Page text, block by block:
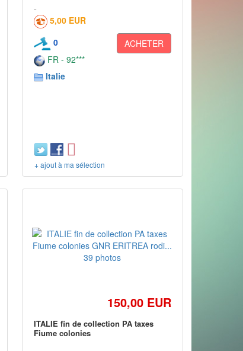
5,00 EUR
0
ACHETER
FR - 92***
Italie
+ ajout à ma sélection
150,00 EUR
ITALIE fin de collection PA taxes
Fiume colonies